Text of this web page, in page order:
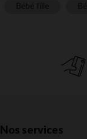
Nos services